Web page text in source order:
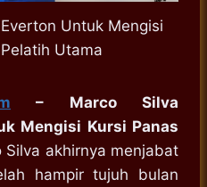
Untuk Mengisi
Utama
– Marco Silva
Mengisi Kursi Panas
Silva akhirnya menjabat
hampir tujuh bulan